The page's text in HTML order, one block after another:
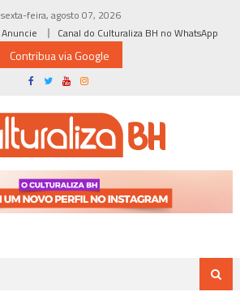
sexta-feira, agosto 07, 2026
Anuncie Canal do Culturaliza BH no WhatsApp
Contribua via Google